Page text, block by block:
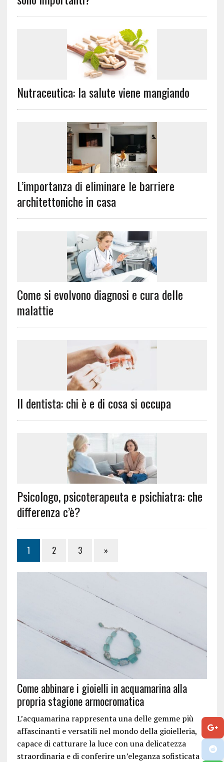
Nutraceutica: la salute viene mangiando
L’importanza di eliminare le barriere
architettoniche in casa
Come si evolvono diagnosi e cura delle
malattie
Il dentista: chi è e di cosa si occupa
Psicologo, psicoterapeuta e psichiatra: che
differenza c’è?
1 2 3 »
Come abbinare i gioielli in acquamarina alla
propria stagione armocromatica
L’acquamarina rappresenta una delle gemme più
affascinanti e versatili nel mondo della gioielleria,
capace di catturare la luce con una delicatezza
straordinaria e di conferire un’eleganza sofisticata a